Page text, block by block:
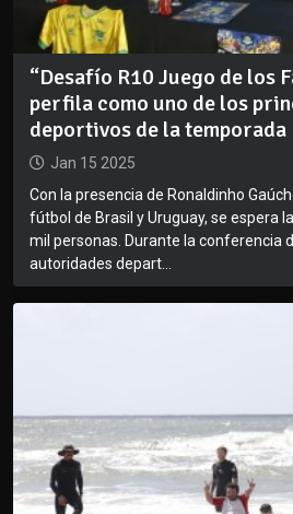
“Desafío R10 Juego de los
perfila como uno de los
deportivos de la temporada
Jan 15 2025
Con la presencia de Ronaldinho
fútbol de Brasil y Uruguay, se espera
mil personas. Durante la conferencia
autoridades depart...